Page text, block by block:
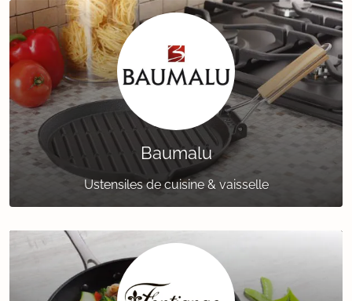
Baumalu
Ustensiles de cuisine & vaisselle